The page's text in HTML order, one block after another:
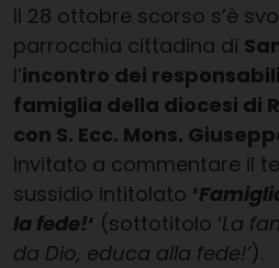
Il 28 ottobre scorso s’è
parrocchia cittadina di
l’incontro dei
famiglia della diocesi di
con S. Ecc. Mons.
invitato a commentare il
sussidio intitolato ‘
la fede!‘ (sottotitolo ‘La
da Dio, educa alla fede!’).